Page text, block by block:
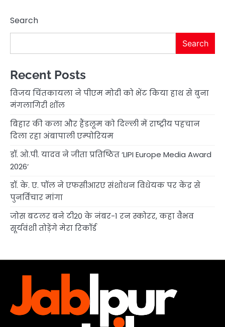
Search
Search
Recent Posts
विजय चिंतकायला ने पीएम मोदी को भेंट किया हाथ से बुना
मंगलागिरी शॉल
बिहार की कला और हैंडलूम को दिल्ली में राष्ट्रीय पहचान
दिला रहा अंबापाली एम्पोरियम
डॉ. ओ.पी. यादव ने जीता प्रतिष्ठित ‘LIPI Europe Media Award
2026’
डॉ. के. ए. पॉल ने एफसीआरए संशोधन विधेयक पर केंद्र से
पुनर्विचार मांगा
जोस बटलर बने टी20 के नंबर-1 रन स्कोरर, कहा वैभव
सूर्यवंशी तोड़ेंगे मेरा रिकॉर्ड